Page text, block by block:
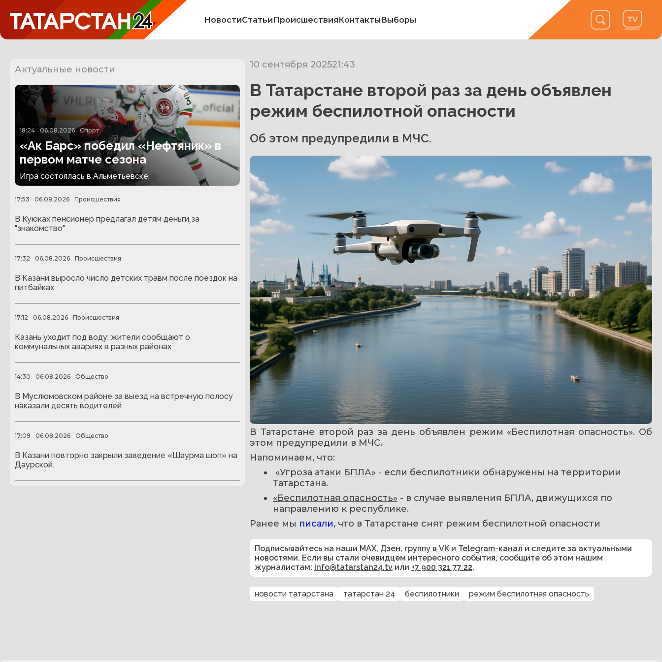
НовостиСтатьиПроисшествияКонтактыВыборы
Актуальные новости
18:24 06.08.2026 Спорт
«Ак Барс» победил «Нефтяник» в
первом матче сезона
Игра состоялась в Альметьевске.
17:53 06.08.2026 Происшествия
В Куюках пенсионер предлагал детям деньги за
"знакомство"
17:32 06.08.2026 Происшествия
В Казани выросло число детских травм после поездок на
питбайках
17:12 06.08.2026 Происшествия
Казань уходит под воду: жители сообщают о
коммунальных авариях в разных районах
14:30 06.08.2026 Общество
В Муслюмовском районе за выезд на встречную полосу
наказали десять водителей
17:09 06.08.2026 Общество
В Казани повторно закрыли заведение «Шаурма шоп» на
Даурской.
10 сентября 202521:43
В Татарстане второй раз за день объявлен
режим беспилотной опасности
Об этом предупредили в МЧС.
В Татарстане второй раз за день объявлен режим «Беспилотная опасность». Об
этом предупредили в МЧС.
Напоминаем, что:
«Угроза атаки БПЛА» - если беспилотники обнаружены на территории
Татарстана.
«Беспилотная опасность» - в случае выявления БПЛА, движущихся по
направлению к республике.
Ранее мы писали, что в Татарстане снят режим беспилотной опасности
Подписывайтесь на наши MAX, Дзен, группу в VK и Telegram-канал и следите за актуальными
новостями. Если вы стали очевидцем интересного события, сообщите об этом нашим
журналистам: info@tatarstan24.tv или +7 900 321 77 22.
новости татарстана татарстан 24 беспилотники режим беспилотная опасность